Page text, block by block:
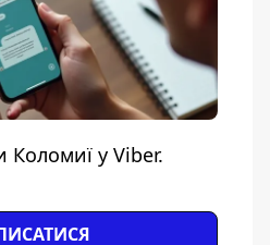
Коломиї у Viber.